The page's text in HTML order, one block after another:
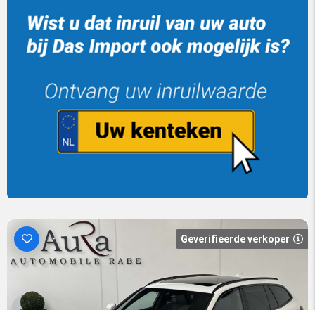
Geverifieerde verkoper